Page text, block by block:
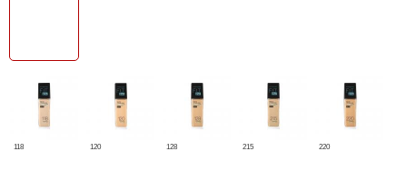
118 120 128 215 220